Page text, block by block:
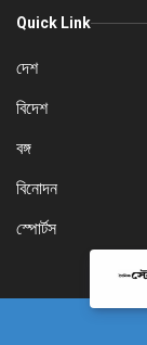
Quick Link
দেশ
বিদেশ
বঙ্গ
বিনোদন
স্পোর্টস